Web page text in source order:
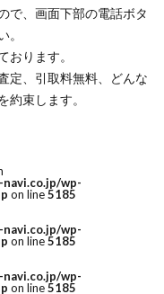
で、画面下部の電話ボタ
。
おります。
定、引取料無料、どんな
約束します。
wp-
on line5185
wp-
on line5185
wp-
on line5185